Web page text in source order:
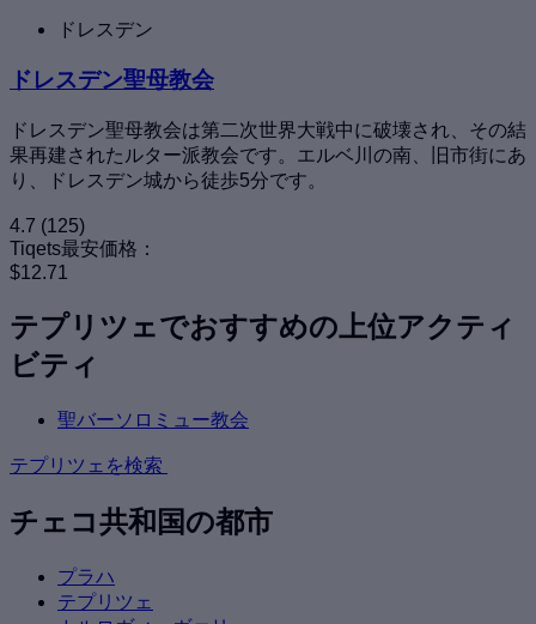
ドレスデン
ドレスデン聖母教会
ドレスデン聖母教会は第二次世界大戦中に破壊され、その結
果再建されたルター派教会です。エルベ川の南、旧市街にあ
り、ドレスデン城から徒歩5分です。
4.7 (125)
Tiqets最安価格：
$12.71
テプリツェでおすすめの上位アクティ
ビティ
聖バーソロミュー教会
テプリツェを検索
チェコ共和国の都市
プラハ
テプリツェ